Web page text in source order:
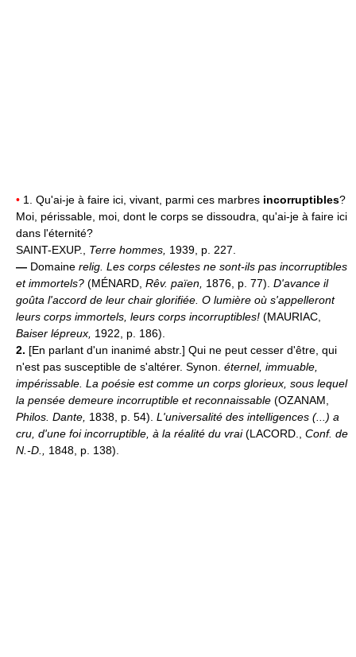
• 1. Qu'ai-je à faire ici, vivant, parmi ces marbres incorruptibles?
Moi, périssable, moi, dont le corps se dissoudra, qu'ai-je à faire ici
dans l'éternité?
SAINT-EXUP., Terre hommes, 1939, p. 227.
— Domaine relig. Les corps célestes ne sont-ils pas incorruptibles
et immortels? (MÉNARD, Rêv. païen, 1876, p. 77). D'avance il
goûta l'accord de leur chair glorifiée. O lumière où s'appelleront
leurs corps immortels, leurs corps incorruptibles! (MAURIAC,
Baiser lépreux, 1922, p. 186).
2. [En parlant d'un inanimé abstr.] Qui ne peut cesser d'être, qui
n'est pas susceptible de s'altérer. Synon. éternel, immuable,
impérissable. La poésie est comme un corps glorieux, sous lequel
la pensée demeure incorruptible et reconnaissable (OZANAM,
Philos. Dante, 1838, p. 54). L'universalité des intelligences (...) a
cru, d'une foi incorruptible, à la réalité du vrai(LACORD., Conf. de
N.-D., 1848, p. 138).